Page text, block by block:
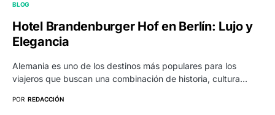
BLOG
Hotel Brandenburger Hof en Berlín: Lujo y
Elegancia
Alemania es uno de los destinos más populares para los
viajeros que buscan una combinación de historia, cultura…
POR REDACCIÓN